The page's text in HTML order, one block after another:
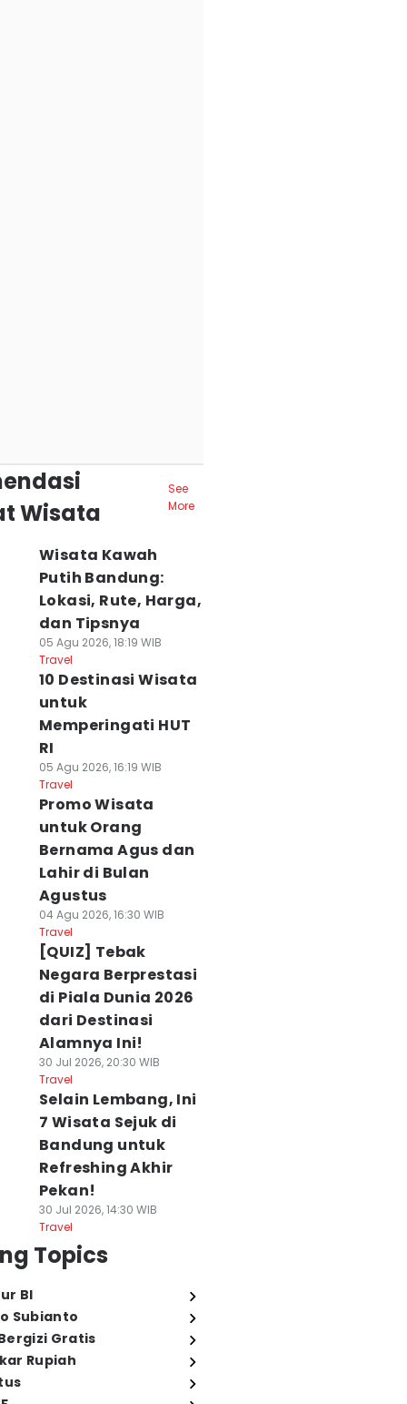
Wisata
See
More
Wisata Kawah
Putih Bandung:
Lokasi, Rute, Harga,
dan Tipsnya
05 Agu 2026, 18:19 WIB
Travel
10 Destinasi Wisata
untuk
Memperingati HUT
RI
05 Agu 2026, 16:19 WIB
Travel
Promo Wisata
untuk Orang
Bernama Agus dan
Lahir di Bulan
Agustus
04 Agu 2026, 16:30 WIB
Travel
[QUIZ] Tebak
Negara Berprestasi
di Piala Dunia 2026
dari Destinasi
Alamnya Ini!
30 Jul 2026, 20:30 WIB
Travel
Selain Lembang, Ini
7 Wisata Sejuk di
Bandung untuk
Refreshing Akhir
Pekan!
30 Jul 2026, 14:30 WIB
Travel
Topics
BI
Subianto
Gratis
Rupiah